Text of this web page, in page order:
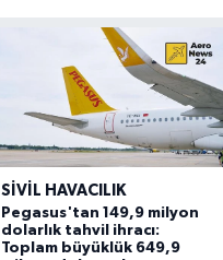
SIVIL HAVACILIK
Pegasus'tan 149,9 milyon
dolarlık tahvil ihracı:
Toplam büyüklük 649,9